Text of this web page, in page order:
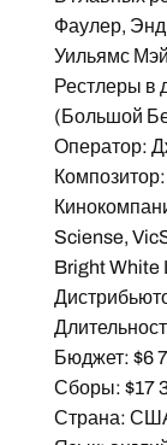
Фаулер,
Уильямс
Рестлеры в
(Большой
Оператор:
Sciense,
Bright White
Бюджет: $6
Сборы: $17
Страна: